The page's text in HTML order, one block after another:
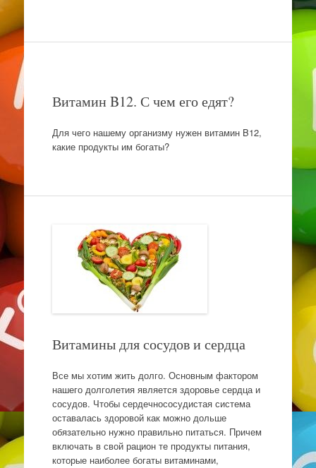
Витамин B12. С чем его едят?
Для чего нашему организму нужен витамин B12,
какие продукты им богаты?
Витамины для сосудов и сердца
Все мы хотим жить долго. Основным фактором
нашего долголетия является здоровье сердца и
сосудов. Чтобы сердечнососудистая система
оставалась здоровой как можно дольше
обязательно нужно правильно питаться. Причем
включать в свой рацион те продукты питания,
которые наиболее богаты витаминами,